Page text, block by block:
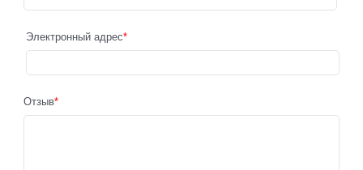
Электронный адрес
Отзыв